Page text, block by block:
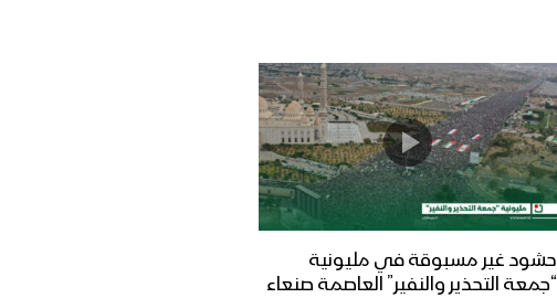
حشود غير مسبوقة في مليونية
“جمعة التحذير والنفير” العاصمة صنعاء